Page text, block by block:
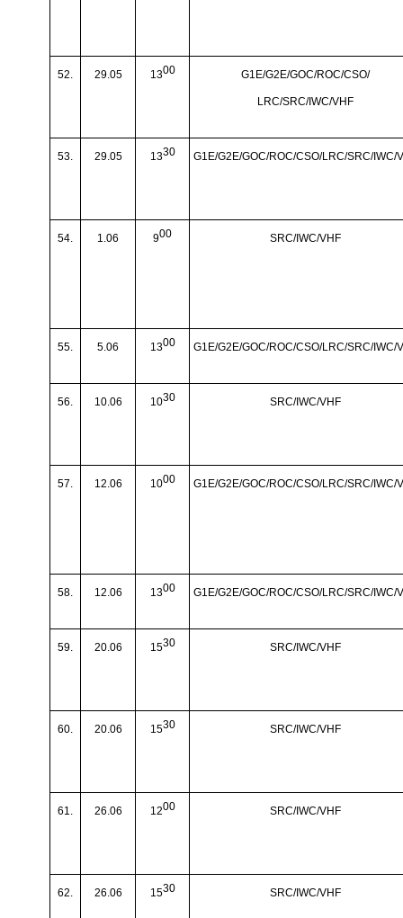
52. 29.05 1300 G1E/G2E/GOC/ROC/CSO/
LRC/SRC/IWC/VHF
53. 29.05 1330 G1E/G2E/GOC/ROC/CSO/LRC/SRC/IWC/
54. 1.06 900 SRC/IWC/VHF
55. 5.06 1300 G1E/G2E/GOC/ROC/CSO/LRC/SRC/IWC/
56. 10.06 1030 SRC/IWC/VHF
57. 12.06 1000 G1E/G2E/GOC/ROC/CSO/LRC/SRC/IWC/
58. 12.06 1300 G1E/G2E/GOC/ROC/CSO/LRC/SRC/IWC/
59. 20.06 1530 SRC/IWC/VHF
60. 20.06 1530 SRC/IWC/VHF
61. 26.06 1200 SRC/IWC/VHF
62. 26.06 1530 SRC/IWC/VHF